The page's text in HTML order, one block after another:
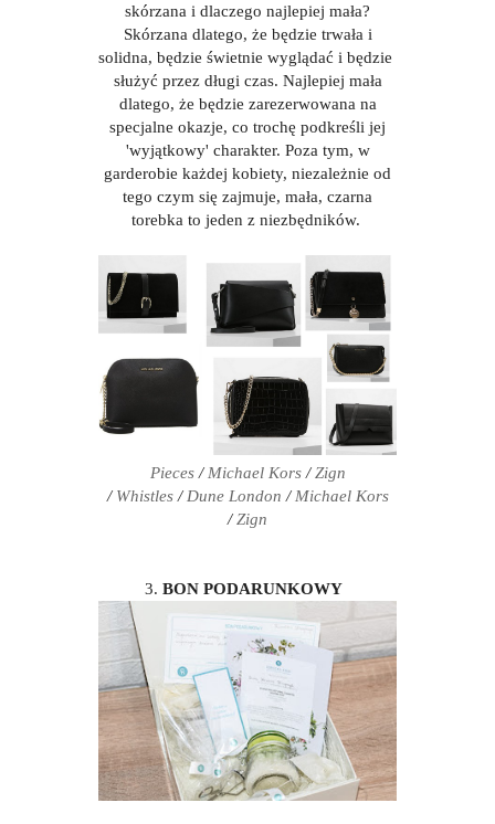
skórzana i dlaczego najlepiej mała?
Skórzana dlatego, że będzie trwała i
solidna, będzie świetnie wyglądać i będzie
służyć przez długi czas. Najlepiej mała
dlatego, że będzie zarezerwowana na
specjalne okazje, co trochę podkreśli jej
'wyjątkowy' charakter. Poza tym, w
garderobie każdej kobiety, niezależnie od
tego czym się zajmuje, mała, czarna
torebka to jeden z niezbędników.
Pieces/Michael Kors/Zign
/ Whistles/Dune London /Michael Kors
/Zign
3. BON PODARUNKOWY